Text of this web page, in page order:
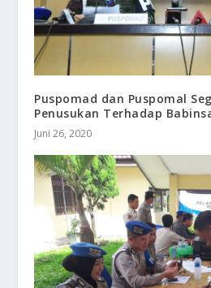
Puspomad dan Puspomal
Penusukan Terhadap
Juni 26, 2020